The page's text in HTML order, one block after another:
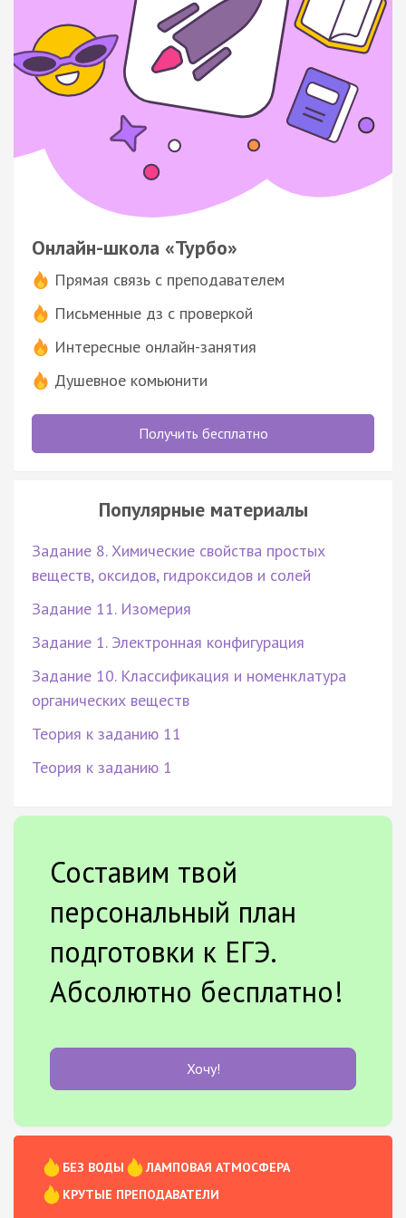
Онлайн-школа «Турбо»
Прямая связь с преподавателем
Письменные дз с проверкой
Интересные онлайн-занятия
Душевное комьюнити
Получить бесплатно
Популярные материалы
Задание 8. Химические свойства простых
веществ, оксидов, гидроксидов и солей
Задание 11. Изомерия
Задание 1. Электронная конфигурация
Задание 10. Классификация и номенклатура
органических веществ
Теория к заданию 11
Теория к заданию 1
Составим твой
персональный план
подготовки к ЕГЭ.
Абсолютно бесплатно!
Хочу!
БЕЗ ВОДЫ
ЛАМПОВАЯ АТМОСФЕРА
КРУТЫЕ ПРЕПОДАВАТЕЛИ